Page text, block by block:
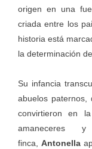
origen en una
criada entre los
historia está
la determinación
Su infancia
abuelos paternos,
convirtieron en
finca, Antonella